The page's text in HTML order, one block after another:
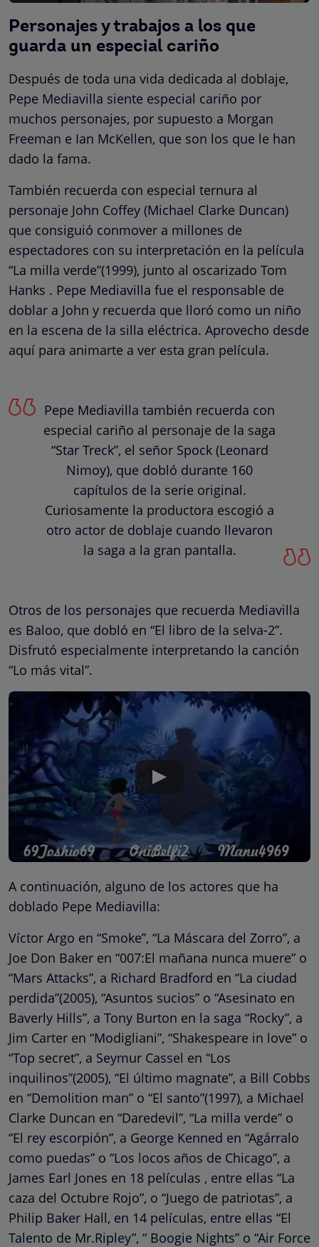
Personajes y trabajos a los que
guarda un especial cariño
Después de toda una vida dedicada al doblaje,
Pepe Mediavilla siente especial cariño por
muchos personajes, por supuesto a Morgan
Freeman e Ian McKellen, que son los que le han
dado la fama.
También recuerda con especial ternura al
personaje John Coffey (Michael Clarke Duncan)
que consiguió conmover a millones de
espectadores con su interpretación en la película
“La milla verde”(1999), junto al oscarizado Tom
Hanks . Pepe Mediavilla fue el responsable de
doblar a John y recuerda que lloró como un niño
en la escena de la silla eléctrica. Aprovecho desde
aquí para animarte a ver esta gran película.
Pepe Mediavilla también recuerda con
especial cariño al personaje de la saga
“Star Treck”, el señor Spock (Leonard
Nimoy), que dobló durante 160
capítulos de la serie original.
Curiosamente la productora escogió a
otro actor de doblaje cuando llevaron
la saga a la gran pantalla.
Otros de los personajes que recuerda Mediavilla
es Baloo, que dobló en “El libro de la selva-2”.
Disfrutó especialmente interpretando la canción
“Lo más vital”.
A continuación, alguno de los actores que ha
doblado Pepe Mediavilla:
Víctor Argo en “Smoke”, “La Máscara del Zorro”, a
Joe Don Baker en “007:El mañana nunca muere” o
“Mars Attacks”, a Richard Bradford en “La ciudad
perdida”(2005), “Asuntos sucios” o “Asesinato en
Baverly Hills”, a Tony Burton en la saga “Rocky”, a
Jim Carter en “Modigliani”, “Shakespeare in love” o
“Top secret”, a Seymur Cassel en “Los
inquilinos”(2005), “El último magnate”, a Bill Cobbs
en “Demolition man” o “El santo”(1997), a Michael
Clarke Duncan en “Daredevil”, “La milla verde” o
“El rey escorpión”, a George Kenned en “Agárralo
como puedas” o “Los locos años de Chicago”, a
James Earl Jones en 18 películas , entre ellas “La
caza del Octubre Rojo”, o “Juego de patriotas”, a
Philip Baker Hall, en 14 películas, entre ellas “El
Talento de Mr.Ripley”, “ Boogie Nights” o “Air Force